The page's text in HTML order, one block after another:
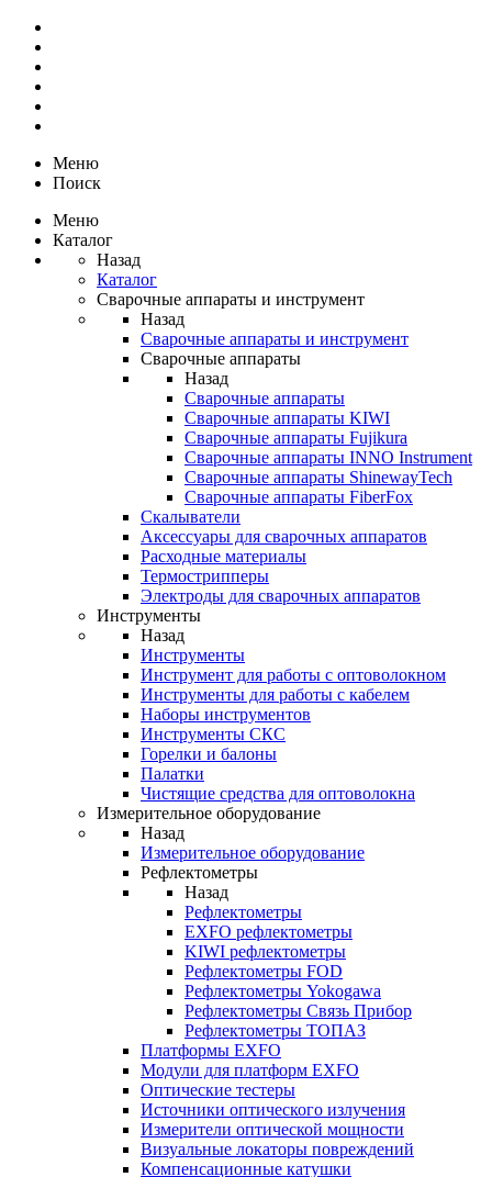
Меню
Поиск
Меню
Каталог
Назад
Каталог
Сварочные аппараты и инструмент
Назад
Сварочные аппараты и инструмент
Сварочные аппараты
Назад
Сварочные аппараты
Сварочные аппараты KIWI
Сварочные аппараты Fujikura
Сварочные аппараты INNO Instrument
Сварочные аппараты ShinewayTech
Cварочные аппараты FiberFox
Скалыватели
Аксессуары для сварочных аппаратов
Расходные материалы
Термострипперы
Электроды для сварочных аппаратов
Инструменты
Назад
Инструменты
Инструмент для работы с оптоволокном
Инструменты для работы с кабелем
Наборы инструментов
Инструменты СКС
Горелки и балоны
Палатки
Чистящие средства для оптоволокна
Измерительное оборудование
Назад
Измерительное оборудование
Рефлектометры
Назад
Рефлектометры
EXFO рефлектометры
KIWI рефлектометры
Рефлектометры FOD
Рефлектометры Yokogawa
Рефлектометры Связь Прибор
Рефлектометры ТОПАЗ
Платформы EXFO
Модули для платформ EXFO
Оптические тестеры
Источники оптического излучения
Измерители оптической мощности
Визуальные локаторы повреждений
Компенсационные катушки